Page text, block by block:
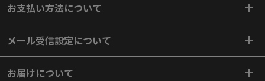
お支払い方法について
メール受信設定について
お届けについて